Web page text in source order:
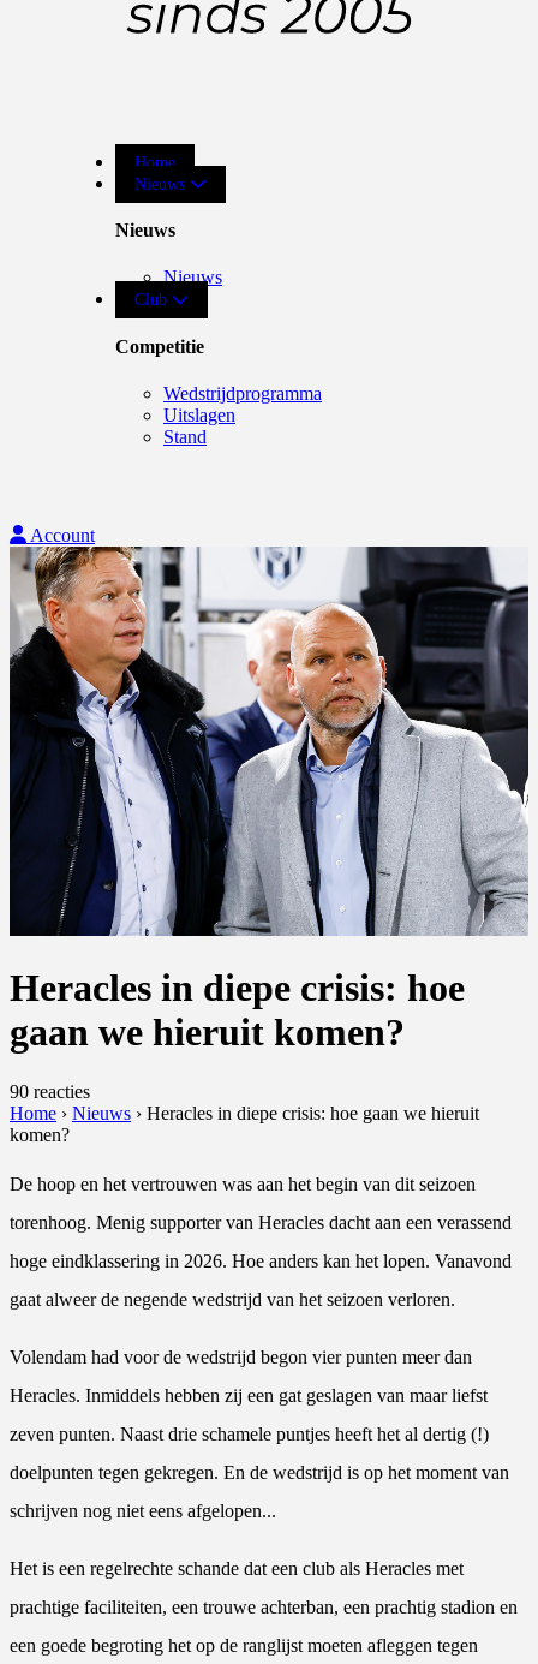
Home
Nieuws
Nieuws
Nieuws
Club
Competitie
Wedstrijdprogramma
Uitslagen
Stand
Account
Heracles in diepe crisis: hoe
gaan we hieruit komen?
90 reacties
Home › Nieuws › Heracles in diepe crisis: hoe gaan we hieruit
komen?
De hoop en het vertrouwen was aan het begin van dit seizoen
torenhoog. Menig supporter van Heracles dacht aan een verassend
hoge eindklassering in 2026. Hoe anders kan het lopen. Vanavond
gaat alweer de negende wedstrijd van het seizoen verloren.
Volendam had voor de wedstrijd begon vier punten meer dan
Heracles. Inmiddels hebben zij een gat geslagen van maar liefst
zeven punten. Naast drie schamele puntjes heeft het al dertig (!)
doelpunten tegen gekregen. En de wedstrijd is op het moment van
schrijven nog niet eens afgelopen...
Het is een regelrechte schande dat een club als Heracles met
prachtige faciliteiten, een trouwe achterban, een prachtig stadion en
een goede begroting het op de ranglijst moeten afleggen tegen